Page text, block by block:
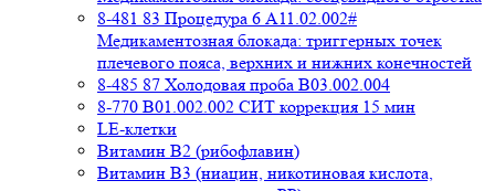
8-481 83 Процедура 6 A11.02.002#
Медикаментозная блокада: триггерных точек
плечевого пояса, верхних и нижних конечностей
8-485 87 Холодовая проба В03.002.004
8-770 B01.002.002 СИТ коррекция 15 мин
LE-клетки
Витамин В2 (рибофлавин)
Витамин В3 (ниацин, никотиновая кислота,